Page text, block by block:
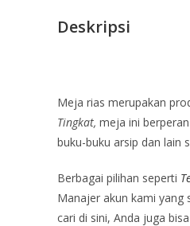
Deskripsi
Meja rias merupakan
Tingkat, meja ini
buku-buku arsip dan lain
Berbagai pilihan seperti
Manajer akun kami yang
cari di sini, Anda juga